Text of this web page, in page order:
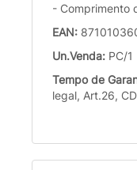
- Comprimento
EAN:
Un.Venda: PC/1
Tempo de
legal, Art.26,